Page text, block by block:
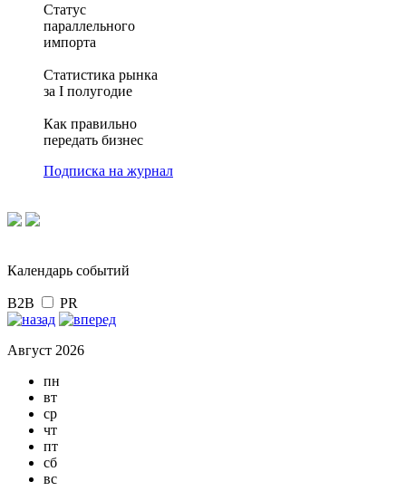
Статус
параллельного
импорта
Статистика рынка
за I полугодие
Как правильно
передать бизнес
Подписка на журнал
Календарь событий
B2B PR
Август 2026
пн
вт
ср
чт
пт
сб
вс